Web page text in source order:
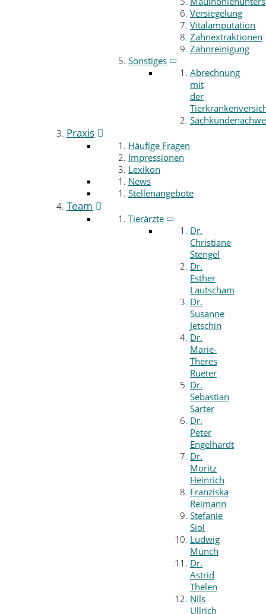
Versiegelung
Vitalamputation
Zahnextraktionen
Zahnreinigung
Sonstiges
Abrechnung
mit
der
Praxis
Häufige Fragen
Impressionen
Lexikon
News
Stellenangebote
Team
Tierärzte
Dr.
Christiane
Stengel
Dr.
Esther
Lautscham
Dr.
Susanne
Jetschin
Dr.
Marie-
Theres
Rueter
Dr.
Sebastian
Sarter
Dr.
Peter
Engelhardt
Dr.
Moritz
Heinrich
Franziska
Reimann
Stefanie
Siol
Ludwig
Münch
Dr.
Astrid
Thelen
Nils
Ullrich